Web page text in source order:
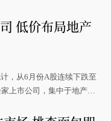
低价布局地产
，从6月份A股连续下跌至
上市公司，集中于地产、